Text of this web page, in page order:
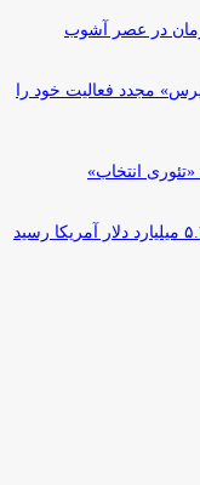
در عصر آشوب
مجدد فعالیت خود را
انتخاب»